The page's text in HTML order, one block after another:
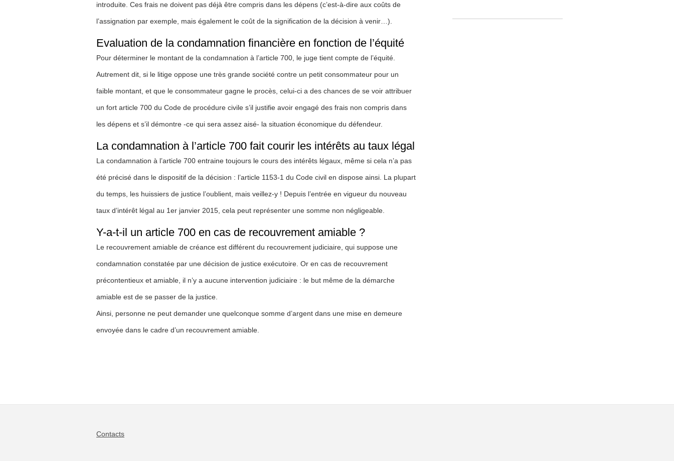
introduite. Ces frais ne doivent pas déjà être compris dans les dépens (c’est-à-dire aux coûts de
l’assignation par exemple, mais également le coût de la signification de la décision à venir…).
Evaluation de la condamnation financière en fonction de l’équité
Pour déterminer le montant de la condamnation à l’article 700, le juge tient compte de l’équité.
Autrement dit, si le litige oppose une très grande société contre un petit consommateur pour un
faible montant, et que le consommateur gagne le procès, celui-ci a des chances de se voir attribuer
un fort article 700 du Code de procédure civile s’il justifie avoir engagé des frais non compris dans
les dépens et s’il démontre -ce qui sera assez aisé- la situation économique du défendeur.
La condamnation à l’article 700 fait courir les intérêts au taux légal
La condamnation à l’article 700 entraine toujours le cours des intérêts légaux, même si cela n’a pas
été précisé dans le dispositif de la décision : l’article 1153-1 du Code civil en dispose ainsi. La plupart
du temps, les huissiers de justice l’oublient, mais veillez-y ! Depuis l’entrée en vigueur du nouveau
taux d’intérêt légal au 1er janvier 2015, cela peut représenter une somme non négligeable.
Y-a-t-il un article 700 en cas de recouvrement amiable ?
Le recouvrement amiable de créance est différent du recouvrement judiciaire, qui suppose une
condamnation constatée par une décision de justice exécutoire. Or en cas de recouvrement
précontentieux et amiable, il n’y a aucune intervention judiciaire : le but même de la démarche
amiable est de se passer de la justice.
Ainsi, personne ne peut demander une quelconque somme d’argent dans une mise en demeure
envoyée dans le cadre d’un recouvrement amiable.
Contacts